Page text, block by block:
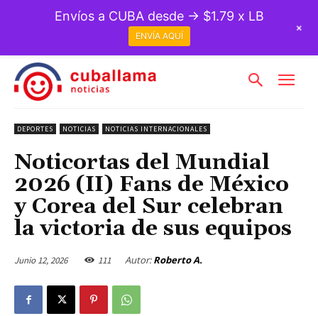
DEPORTES NOTICIAS NOTICIAS INTERNACIONALES
Noticortas del Mundial
2026 (II) Fans de México
y Corea del Sur celebran
la victoria de sus equipos
Junio 12, 2026 111 Autor: Roberto A.
Envíos a CUBA desde → $1.79 x LB
ENVÍA AQUÍ
+